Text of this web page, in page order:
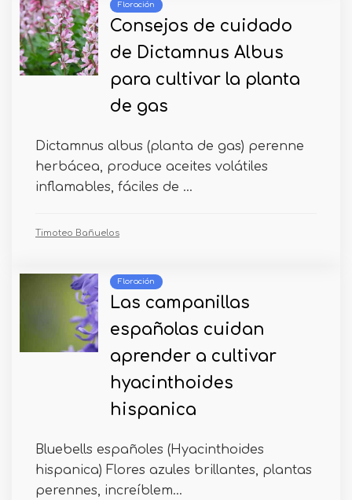
Floración
Consejos de cuidado
de Dictamnus Albus
para cultivar la planta
de gas
Dictamnus albus (planta de gas) perenne
herbácea, produce aceites volátiles
inflamables, fáciles de ...
Timoteo Bañuelos
Floración
Las campanillas
españolas cuidan
aprender a cultivar
hyacinthoides
hispanica
Bluebells españoles (Hyacinthoides
hispanica) Flores azules brillantes, plantas
perennes, increíblem...